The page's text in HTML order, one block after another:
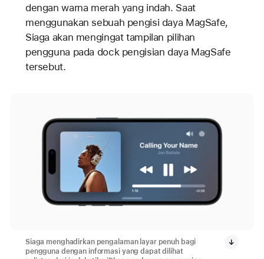
dengan warna merah yang indah. Saat
menggunakan sebuah pengisi daya MagSafe,
Siaga akan mengingat tampilan pilihan
pengguna pada dock pengisian daya MagSafe
tersebut.
Siaga menghadirkan pengalaman layar penuh bagi
pengguna dengan informasi yang dapat dilihat